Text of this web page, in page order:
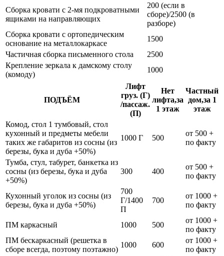
Сборка кровати с 2-мя подкроватными
ящиками на направляющих
200 (если в
сборе)/2500 (в
разборе)
Сборка кровати с ортопедическим
основание на металлокаркасе
1500
Частичная сборка письменного стола
2500
Крепление зеркала к дамскому столу
(комоду)
1000
ПОДЪЁМ
Лифт
груз. (Г)
/пассаж.
(П)
Нет
лифта,за
1 этаж
Частный
дом,за 1
этаж
Комод, стол 1 тумбовый, стол
кухонный и предметы мебели
таких же габаритов из сосны (из
березы, бука и дуба +50%)
1000 Г 500
от 500 +
по факту
Тумба, стул, табурет, банкетка из
сосны (из березы, бука и дуба
+50%)
300 400
от 500 +
по факту
Кухонный уголок из сосны (из
березы, бука и дуба +50%)
700
Г/1400
П
700
от 1000 +
по факту
ПМ каркасный 1000 500
от 1000 +
по факту
ПМ бескаркасный (решетка в
сборе всегда, поэтому поэтажно)
1000 600
от 1000 +
по факту